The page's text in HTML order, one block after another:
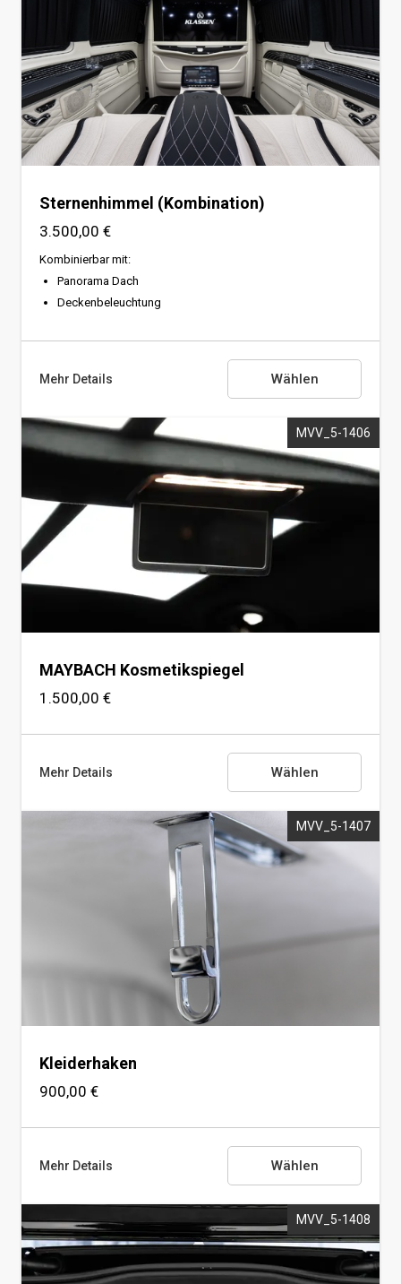
Sternenhimmel (Kombination)
3.500,00 €
Kombinierbar mit:
Panorama Dach
Deckenbeleuchtung
Sternenhimmel (Kombination)
Kombinierbar mit:
Panorama Dach
Deckenbeleuchtung
Mehr Details Wählen
MVV_5-1406
MAYBACH Kosmetikspiegel
1.500,00 €
MAYBACH Kosmetikspiegel
Mehr Details Wählen
MVV_5-1407
Kleiderhaken
900,00 €
Kleiderhaken
Mehr Details Wählen
MVV_5-1408